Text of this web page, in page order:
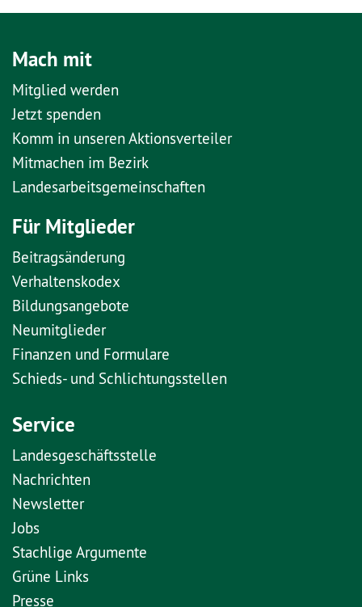
Mach mit
Mitglied werden
Jetzt spenden
Komm in unseren Aktionsverteiler
Mitmachen im Bezirk
Landesarbeitsgemeinschaften
Für Mitglieder
Beitragsänderung
Verhaltenskodex
Bildungsangebote
Neumitglieder
Finanzen und Formulare
Schieds- und Schlichtungsstellen
Service
Landesgeschäftsstelle
Nachrichten
Newsletter
Jobs
Stachlige Argumente
Grüne Links
Presse